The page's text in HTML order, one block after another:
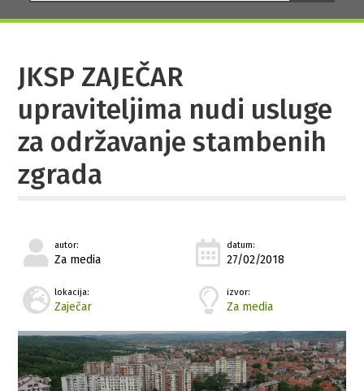
JKSP ZAJEČAR
upraviteljima nudi usluge
za održavanje stambenih
zgrada
autor:
Za media
datum:
27/02/2018
lokacija:
Zaječar
izvor:
Za media